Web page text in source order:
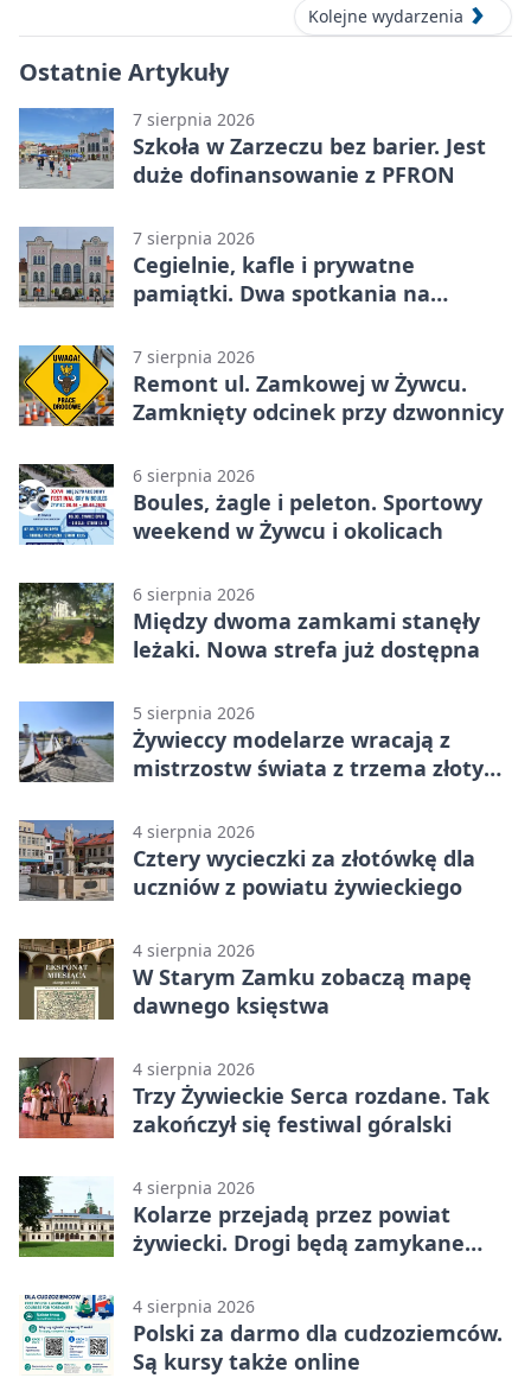
Kolejne wydarzenia
Ostatnie Artykuły
7 sierpnia 2026
Szkoła w Zarzeczu bez barier. Jest
duże dofinansowanie z PFRON
7 sierpnia 2026
Cegielnie, kafle i prywatne
pamiątki. Dwa spotkania na
7 sierpnia 2026
Remont ul. Zamkowej w Żywcu.
Zamknięty odcinek przy dzwonnicy
6 sierpnia 2026
Boules, żagle i peleton. Sportowy
weekend w Żywcu i okolicach
6 sierpnia 2026
Między dwoma zamkami stanęły
leżaki. Nowa strefa już dostępna
5 sierpnia 2026
Żywieccy modelarze wracają z
mistrzostw świata z trzema złotymi
4 sierpnia 2026
Cztery wycieczki za złotówkę dla
uczniów z powiatu żywieckiego
4 sierpnia 2026
W Starym Zamku zobaczą mapę
dawnego księstwa
4 sierpnia 2026
Trzy Żywieckie Serca rozdane. Tak
zakończył się festiwal góralski
4 sierpnia 2026
Kolarze przejadą przez powiat
żywiecki. Drogi będą zamykane
4 sierpnia 2026
Polski za darmo dla cudzoziemców.
Są kursy także online